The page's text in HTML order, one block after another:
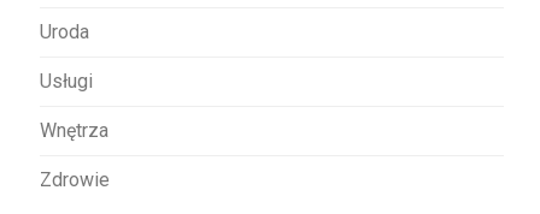
Uroda
Usługi
Wnętrza
Zdrowie